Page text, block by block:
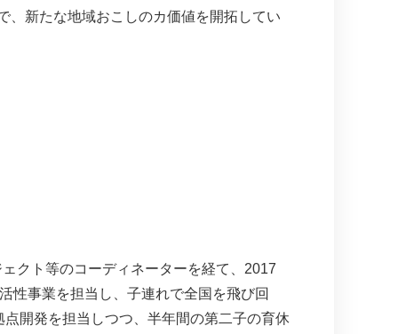
、新たな地域おこしのカ価値を開拓してい
クト等のコーディネーターを経て、2017
性事業を担当し、子連れで全国を飛び回
開発を担当しつつ、半年間の第二子の育休